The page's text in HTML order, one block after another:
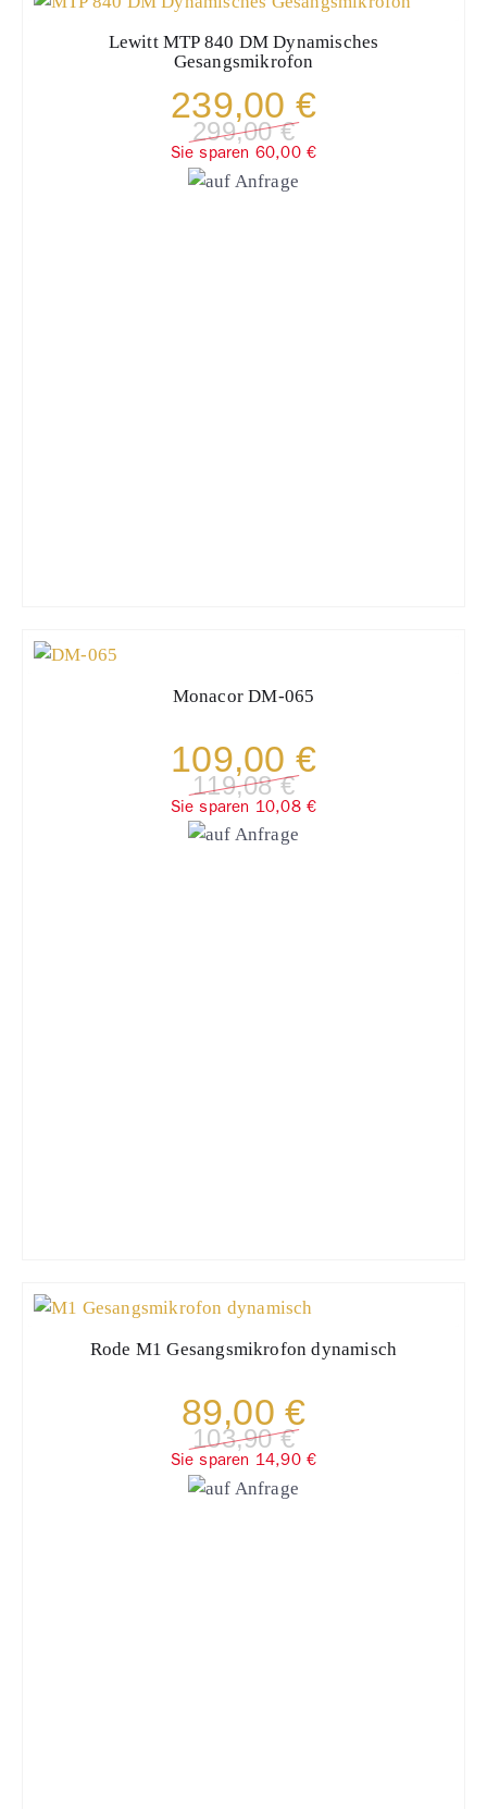
LewittMTP 840 DM Dynamisches
Gesangsmikrofon
239,00 €
299,00 €
Sie sparen 60,00 €
Monacor DM-065
109,00 €
119,08 €
Sie sparen 10,08 €
Rode M1 Gesangsmikrofon dynamisch
89,00 €
103,90 €
Sie sparen 14,90 €